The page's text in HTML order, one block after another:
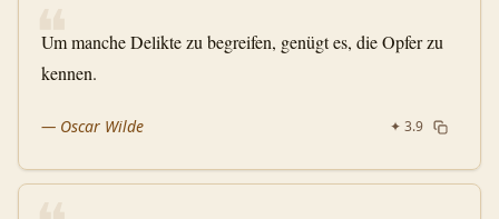
❝
Um manche Delikte zu begreifen, genügt es, die Opfer zu
kennen.
— Oscar Wilde ✦ 3.9